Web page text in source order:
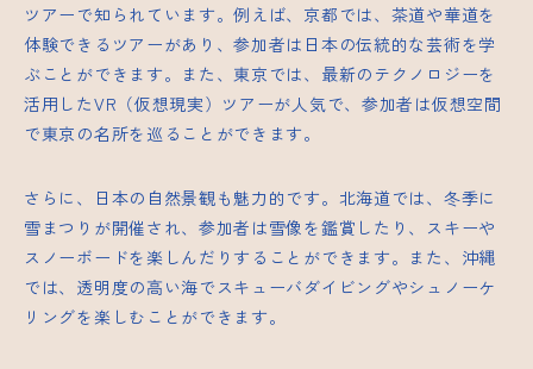
ツアーで知られています。例えば、京都では、茶道や華道を
体験できるツアーがあり、参加者は日本の伝統的な芸術を学
ぶことができます。また、東京では、最新のテクノロジーを
活用したVR（仮想現実）ツアーが人気で、参加者は仮想空間
で東京の名所を巡ることができます。
さらに、日本の自然景観も魅力的です。北海道では、冬季に
雪まつりが開催され、参加者は雪像を鑑賞したり、スキーや
スノーボードを楽しんだりすることができます。また、沖縄
では、透明度の高い海でスキューバダイビングやシュノーケ
リングを楽しむことができます。